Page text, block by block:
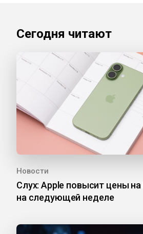
Сегодня читают
Новости
Слух: Apple повысит цены на
на следующей неделе